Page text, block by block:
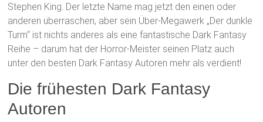
Stephen King. Der letzte Name mag jetzt den einen oder
anderen überraschen, aber sein Über-Megawerk „Der dunkle
Turm“ ist nichts anderes als eine fantastische Dark Fantasy
Reihe – darum hat der Horror-Meister seinen Platz auch
unter den besten Dark Fantasy Autoren mehr als verdient!
Die frühesten Dark Fantasy
Autoren